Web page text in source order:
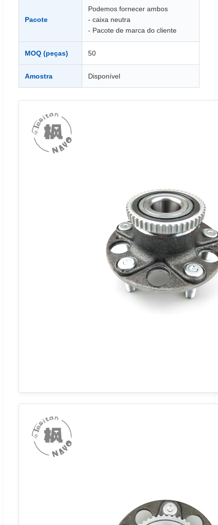
Pacote
Podemos fornecer ambos
- caixa neutra
- Pacote de marca do cliente
MOQ (peças) 50
Amostra Disponível